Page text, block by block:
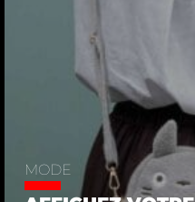
MODE